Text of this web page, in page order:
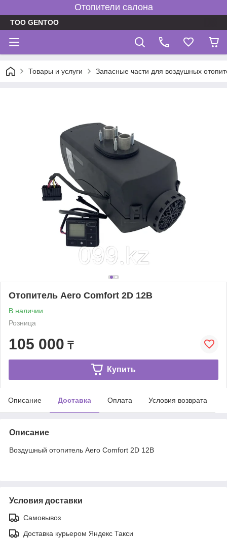
Отопители салона
TOO GENTOO
Товары и услуги Запасные части для воздушных
Отопитель Aero Comfort 2D 12В
В наличии
Розница
105 000 ₸
Купить
Описание Доставка Оплата Условия возврата
Описание
Воздушный отопитель Aero Comfort 2D 12В
Условия доставки
Самовывоз
Доставка курьером Яндекс Такси